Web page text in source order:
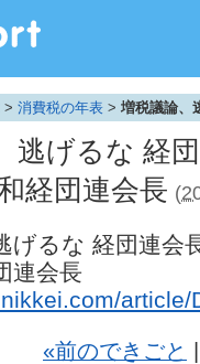
> 消費税の年表 > 増税議論、
逃げるな 経
経団連会長
げるな 経団連会
連会長
«前のできごと